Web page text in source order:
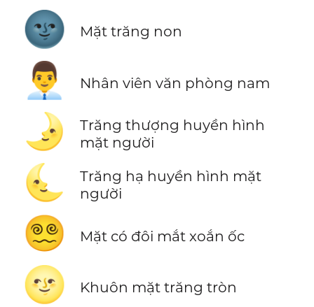
🌚 Mặt trăng non
👨‍💼 Nhân viên văn phòng nam
🌛
Trăng thượng huyền hình
mặt người
🌜
Trăng hạ huyền hình mặt
người
😵‍💫 Mặt có đôi mắt xoắn ốc
🌝 Khuôn mặt trăng tròn